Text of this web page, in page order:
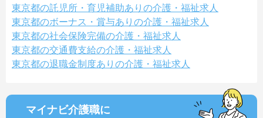
東京都の託児所・育児補助ありの介護・福祉求人
東京都のボーナス・賞与ありの介護・福祉求人
東京都の社会保険完備の介護・福祉求人
東京都の交通費支給の介護・福祉求人
東京都の退職金制度ありの介護・福祉求人
マイナビ介護職に